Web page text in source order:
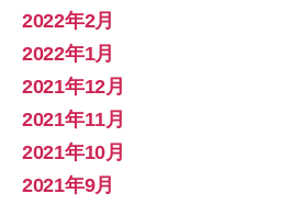
2022年2月
2022年1月
2021年12月
2021年11月
2021年10月
2021年9月